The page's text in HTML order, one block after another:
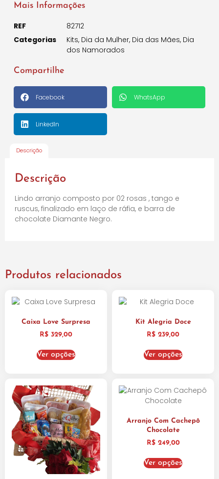
Mais Informações
REF
82712
Categorias
Kits, Dia da Mulher, Dia das Mães, Dia
dos Namorados
Compartilhe
Facebook WhatsApp
LinkedIn
Descrição
Descrição
Lindo arranjo composto por 02 rosas , tango e
ruscus, finalizado em laço de ráfia, e barra de
chocolate Diamante Negro.
Produtos relacionados
Caixa Love Surpresa
R$ 329,00
Ver opções
Kit Alegria Doce
R$ 239,00
Ver opções
Arranjo Com Cachepô
Chocolate
R$249,00
Ver opções